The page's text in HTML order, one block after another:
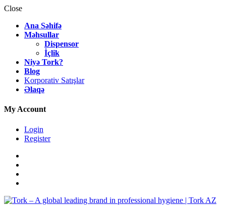
Close
Ana Səhifə
Məhsullar
Dispensor
İçlik
Niyə Tork?
Blog
Korporativ Satışlar
Əlaqə
My Account
Login
Register